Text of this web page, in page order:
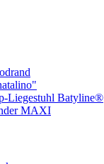
Liegestuhl Batyline®
MAXI